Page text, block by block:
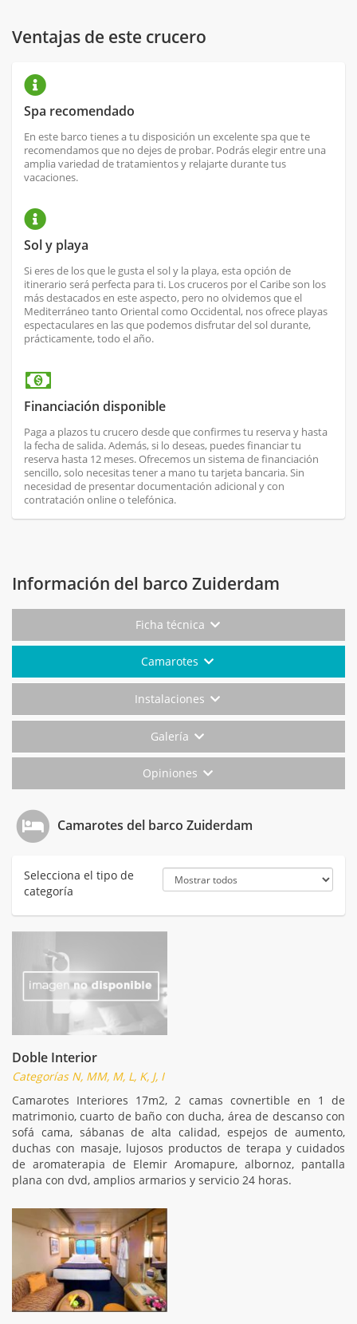
Ventajas de este crucero
Spa recomendado
En este barco tienes a tu disposición un excelente spa que te
recomendamos que no dejes de probar. Podrás elegir entre una
amplia variedad de tratamientos y relajarte durante tus
vacaciones.
Sol y playa
Si eres de los que le gusta el sol y la playa, esta opción de
itinerario será perfecta para ti. Los cruceros por el Caribe son los
más destacados en este aspecto, pero no olvidemos que el
Mediterráneo tanto Oriental como Occidental, nos ofrece playas
espectaculares en las que podemos disfrutar del sol durante,
prácticamente, todo el año.
Financiación disponible
Paga a plazos tu crucero desde que confirmes tu reserva y hasta
la fecha de salida. Además, si lo deseas, puedes financiar tu
reserva hasta 12 meses. Ofrecemos un sistema de financiación
sencillo, solo necesitas tener a mano tu tarjeta bancaria. Sin
necesidad de presentar documentación adicional y con
contratación online o telefónica.
Información del barco Zuiderdam
Ficha técnica
Camarotes
Instalaciones
Galería
Opiniones
Camarotes del barco Zuiderdam
Selecciona el tipo de
categoría
Doble Interior
Categorías N, MM, M, L, K, J, I
Camarotes Interiores 17m2, 2 camas covnertible en 1 de
matrimonio, cuarto de baño con ducha, área de descanso con
sofá cama, sábanas de alta calidad, espejos de aumento,
duchas con masaje, lujosos productos de terapa y cuidados
de aromaterapia de Elemir Aromapure, albornoz, pantalla
plana con dvd, amplios armarios y servicio 24 horas.